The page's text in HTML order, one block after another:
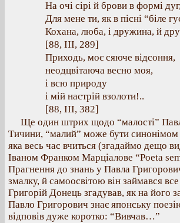
На очі сірі й брови в формі
Для мене ти, як в пісні “біле
Кохана, люба, і дружина, й
[88, ІІІ, 289]
Приходь, моє сяюче відсоння,
неодцвітаюча весно моя,
і всю природу
і мій настрій взолоти!..
[88, ІІІ, 382]
Ще один штрих щодо “малості”
Тичини, “малий” може бути
яка весь час вчиться (згадаймо дещо
Іваном Франком Марціалове “Poeta
Прагнення до знань у Павла
змалку, й самоосвітою він займався
Григорій Донець згадував, як на його
Павло Григорович знає японську
відповів дуже коротко: “Вивчав…”